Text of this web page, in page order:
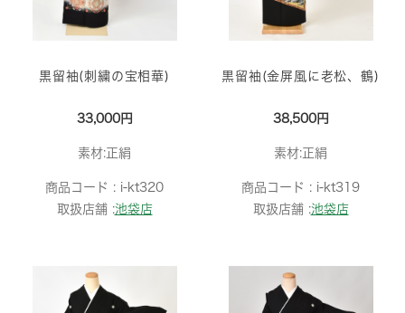
黒留袖(刺繍の宝相華)
33,000円
素材:正絹
商品コード : i-kt320
取扱店舗 :池袋店
黒留袖(金屏風に老松、鶴)
38,500円
素材:正絹
商品コード : i-kt319
取扱店舗 :池袋店